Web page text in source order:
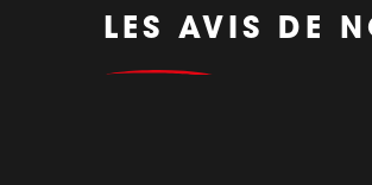
LES AVIS DE